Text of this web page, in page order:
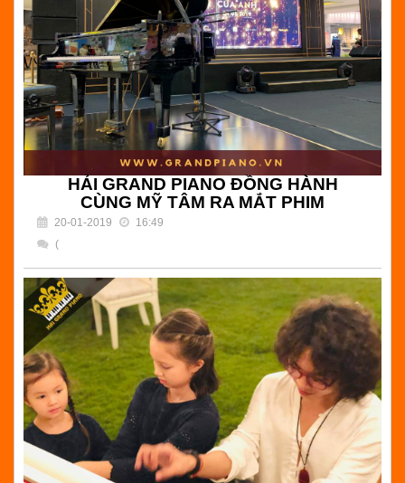
Tp.HCM
Đọc tiếp
HẢI GRAND PIANO ĐỒNG HÀNH
CÙNG MỸ TÂM RA MẮT PHIM
20-01-2019
16:49
(
) Bình luận
HẢI GRAND PIANO ĐỒNG HÀNH CÙNG MỸ TÂM RA
MẮT PHIM | CHỊ TRỢ LÝ CỦA ANH | Hải Grand Piano -
Chuyên bán đàn grand piano nhập khẩu Nhật Bản giá rẻ
tại Tp.HCM
Đọc tiếp